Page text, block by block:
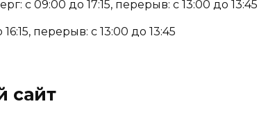
с 09:00 до 17:15, перерыв: с 13:00 до 13:45
перерыв: с 13:00 до 13:45
сайт